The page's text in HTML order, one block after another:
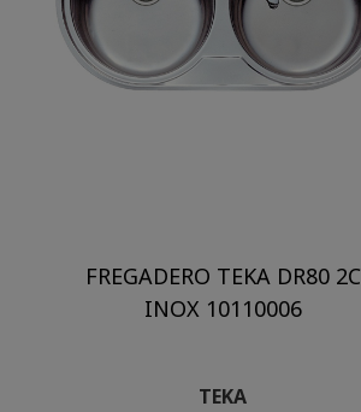
FREGADERO TEKA DR80 2C
INOX 10110006
TEKA